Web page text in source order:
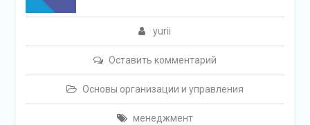
yurii
Оставить комментарий
Основы организации и управления
менеджмент